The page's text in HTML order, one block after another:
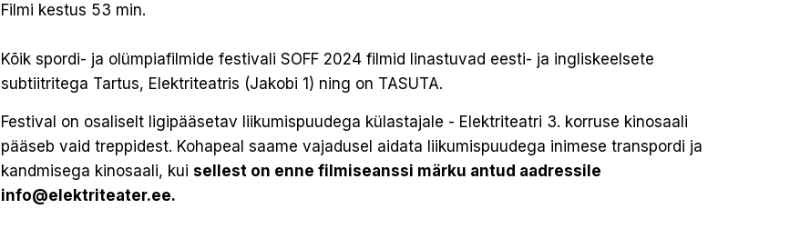
Filmi kestus 53 min.
Kõik spordi- ja olümpiafilmide festivali SOFF 2024 filmid linastuvad eesti- ja ingliskeelsete
subtiitritega Tartus, Elektriteatris (Jakobi 1) ning on TASUTA.
Festival on osaliselt ligipääsetav liikumispuudega külastajale - Elektriteatri 3. korruse kinosaali
pääseb vaid treppidest. Kohapeal saame vajadusel aidata liikumispuudega inimese transpordi ja
kandmisega kinosaali, kui sellest on enne filmiseanssi märku antud aadressile
info@elektriteater.ee.